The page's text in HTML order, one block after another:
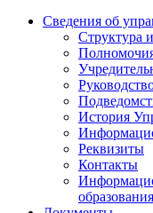
Сведения об
Структура
История
Реквизиты
Контакты